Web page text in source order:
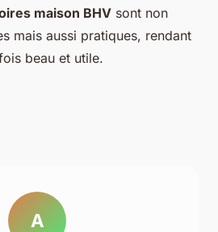
maison BHV sont non
mais aussi pratiques, rendant
beau et utile.
A